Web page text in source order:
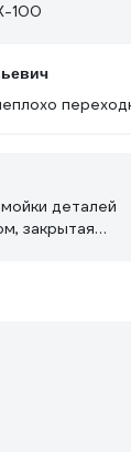
100
деталей
закрытая
ZITREK